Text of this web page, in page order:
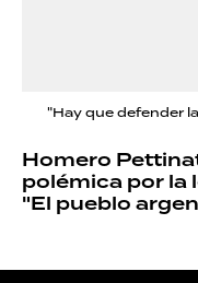
"Hay que defender
Homero
polémica por la
"El pueblo